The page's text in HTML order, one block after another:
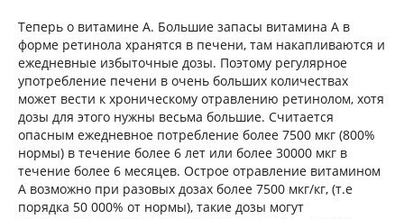
Теперь о витамине A. Большие запасы витамина A в
форме ретинола хранятся в печени, там накапливаются и
ежедневные избыточные дозы. Поэтому регулярное
употребление печени в очень больших количествах
может вести к хроническому отравлению ретинолом, хотя
дозы для этого нужны весьма большие. Считается
опасным ежедневное потребление более 7500 мкг (800%
нормы) в течение более 6 лет или более 30000 мкг в
течение более 6 месяцев. Острое отравление витамином
A возможно при разовых дозах более 7500 мкг/кг, (т.е
порядка 50 000% от нормы), такие дозы могут